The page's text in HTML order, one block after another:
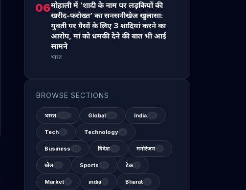
06मोहाली में ‘शादी के नाम पर लड़कियों की
खरीद-फरोख्त’ का सनसनीखेज खुलासा:
युवती पर पैसों के लिए 3 शादियां करने का
आरोप, मां को धमकी देने की बात भी आई
सामने
भारत
BROWSE SECTIONS
भारत Global India
Tech Technology
Business विदेश मनोरंजन
खेल Sports टेक
Market india Bharat